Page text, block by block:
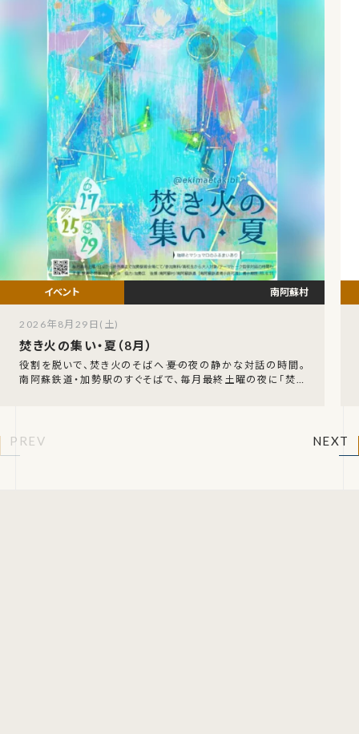
焚き火の集い・夏（8月）
役割を脱いで、焚き火のそばへ――夏の夜の静かな対話の時間。
南阿蘇鉄道・加勢駅のすぐそばで、毎月最終土曜の夜に「焚き
南阿蘇村
2026年8月29日(土)
PREV NEXT